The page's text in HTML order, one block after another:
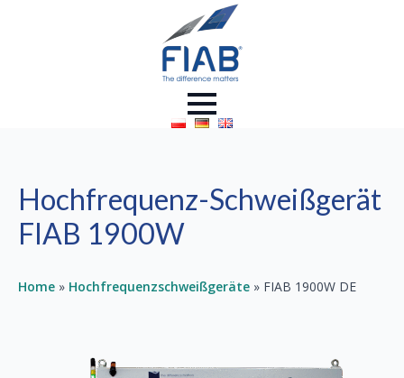
Hochfrequenz-Schweißgerät
FIAB 1900W
Home » Hochfrequenzschweißgeräte » FIAB 1900W DE